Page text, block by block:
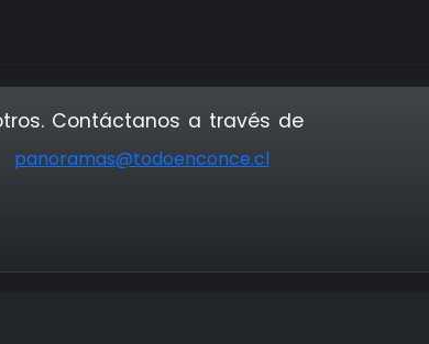
Contáctanos a través de
panoramas@todoenconce.cl